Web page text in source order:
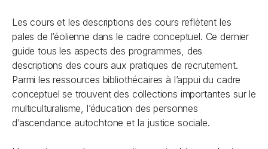
Les cours et les descriptions des cours reflètent les
pales de l’éolienne dans le cadre conceptuel. Ce dernier
guide tous les aspects des programmes, des
descriptions des cours aux pratiques de recrutement.
Parmi les ressources bibliothécaires à l’appui du cadre
conceptuel se trouvent des collections importantes sur le
multiculturalisme, l’éducation des personnes
d’ascendance autochtone et la justice sociale.